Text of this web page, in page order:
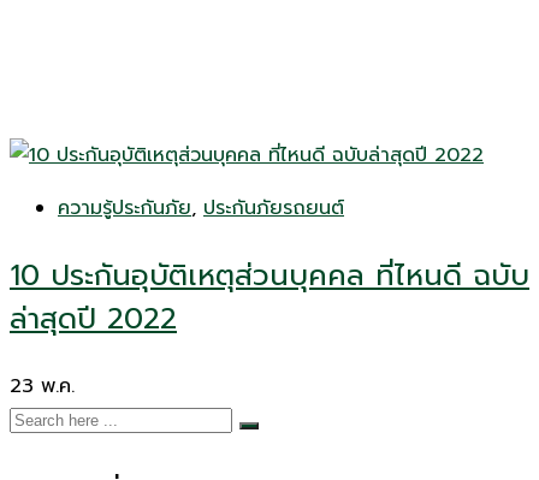
ความรู้ประกันภัย, ประกันภัยรถยนต์
10 ประกันอุบัติเหตุส่วนบุคคล ที่ไหนดี ฉบับ
ล่าสุดปี 2022
23 พ.ค.